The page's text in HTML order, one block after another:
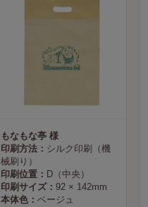
もなもな亭 様
印刷方法： シルク印刷（機
械刷り）
印刷位置： D（中央）
印刷サイズ： 92 × 142mm
本体色： ベージュ